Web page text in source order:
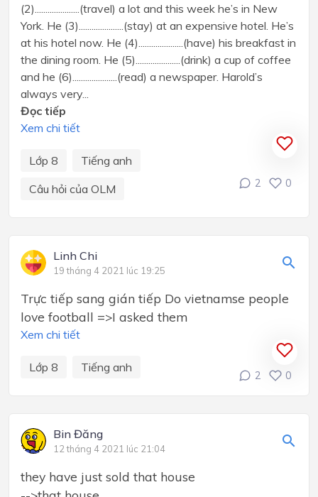
(2).....................(travel) a lot and this week he’s in New
York. He (3).....................(stay) at an expensive hotel. He’s
at his hotel now. He (4).....................(have) his breakfast in
the dining room. He (5).....................(drink) a cup of coffee
and he (6).....................(read) a newspaper. Harold’s
always very...
Đọc tiếp
Xem chi tiết
Lớp 8
Tiếng anh
Câu hỏi của OLM
2 0
Linh Chi
19 tháng 4 2021 lúc 19:25
Trực tiếp sang gián tiếp Do vietnamse people
love football =>I asked them
Xem chi tiết
Lớp 8 Tiếng anh
2 0
Bin Đăng
12 tháng 4 2021 lúc 21:04
they have just sold that house